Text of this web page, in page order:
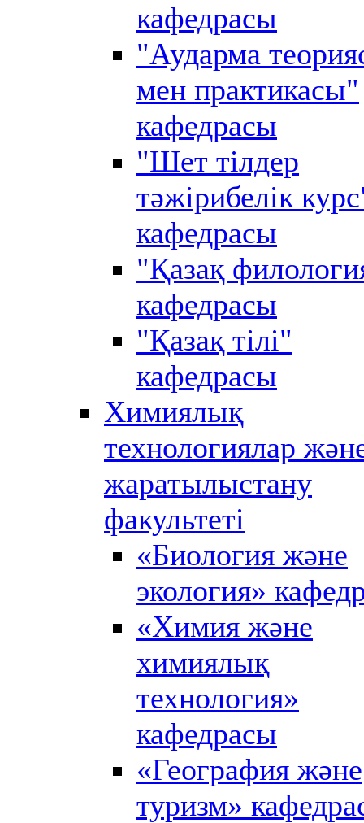
кафедрасы
"Аударма
мен практикасы"
кафедрасы
"Шет тілдер
тәжірибелік
кафедрасы
"Қазақ
кафедрасы
"Қазақ тілі"
кафедрасы
Химиялық
технологиялар
жаратылыстану
факультеті
«Биология және
экология»
«Химия және
химиялық
технология»
кафедрасы
«География және
туризм»